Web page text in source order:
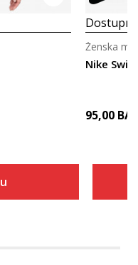
Nike Swift
Ženska
95,00